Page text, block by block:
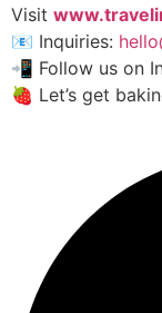
Visit
📧 Inquiries:
📲 Follow us on
🍓 Let’s get